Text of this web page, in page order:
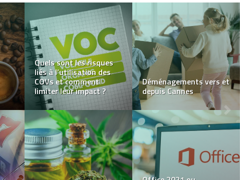
Le Femdom : pourquoi
est-il populaire ?
Le style vintage dans la
chambre d’enfant
Le rôle crucial des
professionnels du social